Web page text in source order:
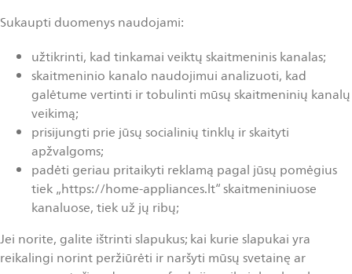
Sukaupti duomenys naudojami:
užtikrinti, kad tinkamai veiktų skaitmeninis kanalas;
skaitmeninio kanalo naudojimui analizuoti, kad
galėtume vertinti ir tobulinti mūsų skaitmeninių kanalų
veikimą;
prisijungti prie jūsų socialinių tinklų ir skaityti
apžvalgoms;
padėti geriau pritaikyti reklamą pagal jūsų pomėgius
tiek „https://home-appliances.lt“ skaitmeniniuose
kanaluose, tiek už jų ribų;
Jei norite, galite ištrinti slapukus; kai kurie slapukai yra
reikalingi norint peržiūrėti ir naršyti mūsų svetainę ar